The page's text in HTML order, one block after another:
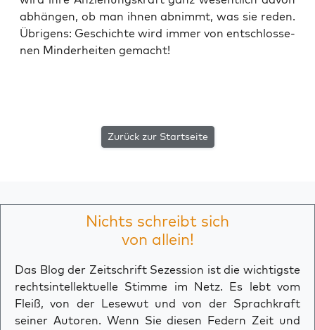
abhän­gen, ob man ihnen abnimmt, was sie reden.
Übri­gens: Geschich­te wird immer von ent­schlos­se­
nen Min­der­hei­ten gemacht!
Zurück zur Startseite
Nichts schreibt sich
von allein!
Das Blog der Zeitschrift Sezession ist die wichtigste
rechtsintellektuelle Stimme im Netz. Es lebt vom
Fleiß, von der Lesewut und von der Sprachkraft
seiner Autoren. Wenn Sie diesen Federn Zeit und